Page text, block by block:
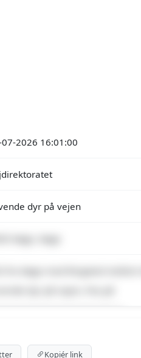
2026 16:01:00
dyr på vejen
se meldingen og kortet.
Kopiér link